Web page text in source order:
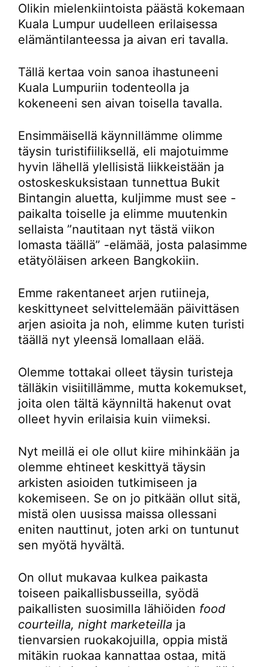
Olikin mielenkiintoista päästä kokemaan
Kuala Lumpur uudelleen erilaisessa
elämäntilanteessa ja aivan eri tavalla.
Tällä kertaa voin sanoa ihastuneeni
Kuala Lumpuriin todenteolla ja
kokeneeni sen aivan toisella tavalla.
Ensimmäisellä käynnillämme olimme
täysin turistifiiliksellä, eli majotuimme
hyvin lähellä ylellisistä liikkeistään ja
ostoskeskuksistaan tunnettua Bukit
Bintangin aluetta, kuljimme must see -
paikalta toiselle ja elimme muutenkin
sellaista ”nautitaan nyt tästä viikon
lomasta täällä” -elämää, josta palasimme
etätyöläisen arkeen Bangkokiin.
Emme rakentaneet arjen rutiineja,
keskittyneet selvittelemään päivittäsen
arjen asioita ja noh, elimme kuten turisti
täällä nyt yleensä lomallaan elää.
Olemme tottakai olleet täysin turisteja
tälläkin visiitillämme, mutta kokemukset,
joita olen tältä käynniltä hakenut ovat
olleet hyvin erilaisia kuin viimeksi.
Nyt meillä ei ole ollut kiire mihinkään ja
olemme ehtineet keskittyä täysin
arkisten asioiden tutkimiseen ja
kokemiseen. Se on jo pitkään ollut sitä,
mistä olen uusissa maissa ollessani
eniten nauttinut, joten arki on tuntunut
sen myötä hyvältä.
On ollut mukavaa kulkea paikasta
toiseen paikallisbusseilla, syödä
paikallisten suosimilla lähiöiden food
courteilla, night marketeilla ja
tienvarsien ruokakojuilla, oppia mistä
mitäkin ruokaa kannattaa ostaa, mitä